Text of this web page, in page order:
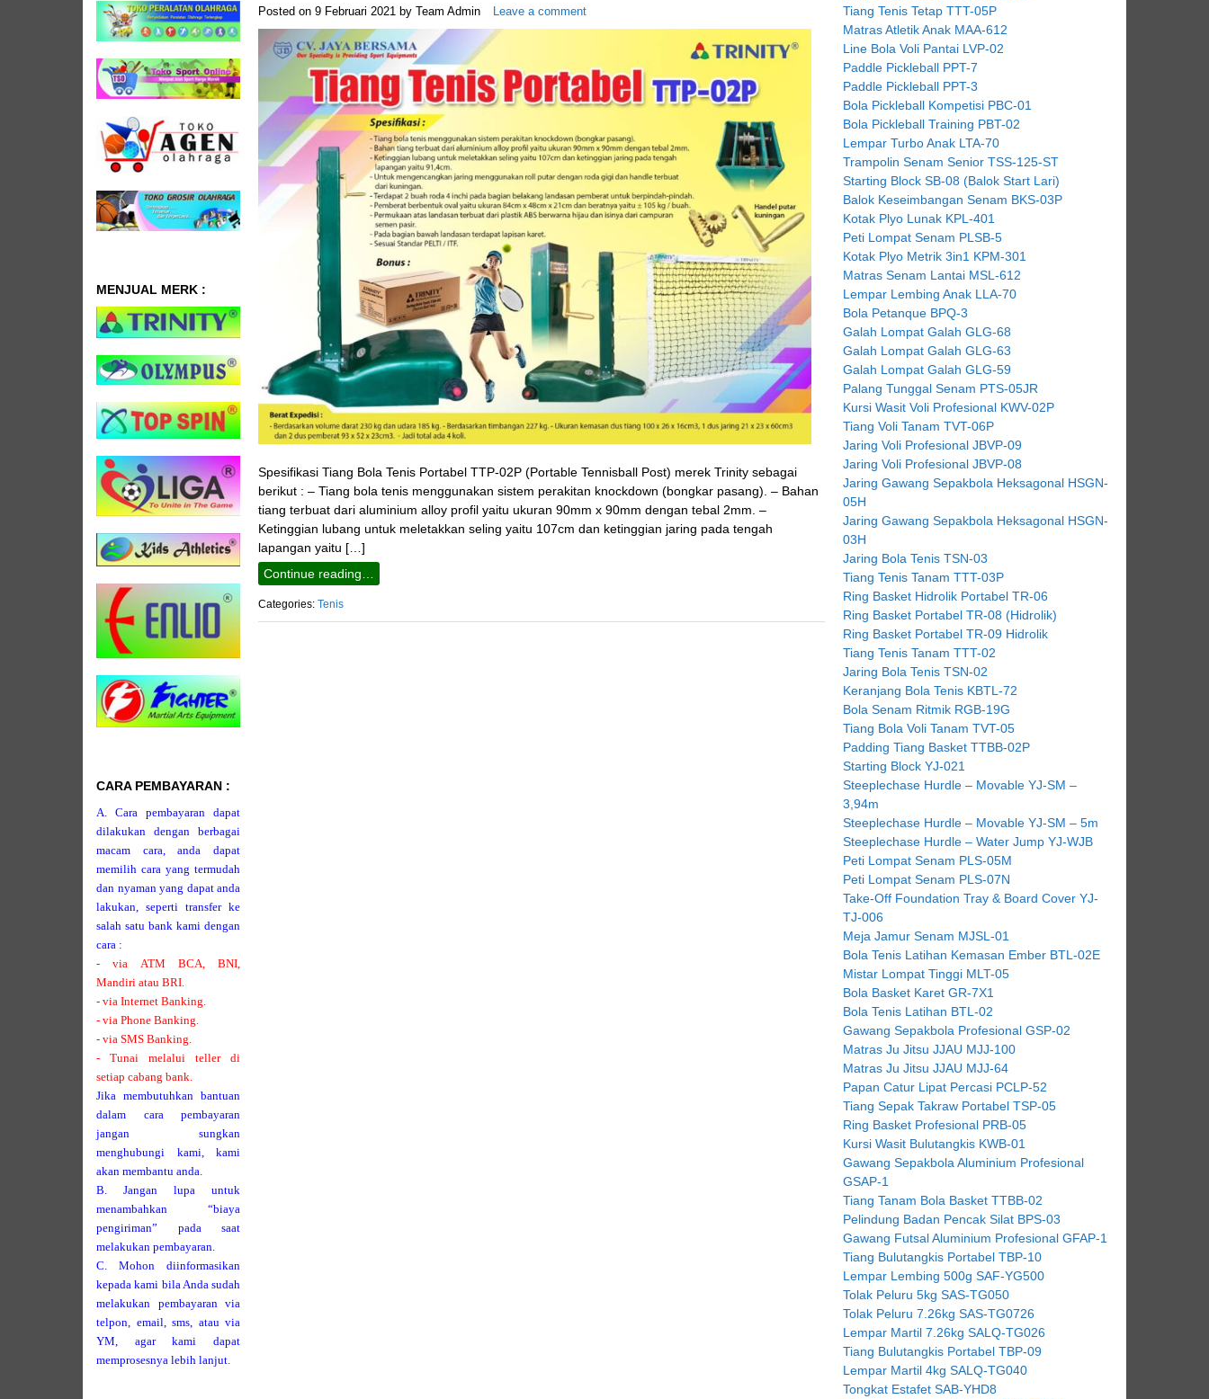
Posted on 9 Februari 2021 by Team Admin Leave a comment
Spesifikasi Tiang Bola Tenis Portabel TTP-02P (Portable Tennisball Post) merek Trinity sebagai
berikut : – Tiang bola tenis menggunakan sistem perakitan knockdown (bongkar pasang). – Bahan
tiang terbuat dari aluminium alloy profil yaitu ukuran 90mm x 90mm dengan tebal 2mm. –
Ketinggian lubang untuk meletakkan seling yaitu 107cm dan ketinggian jaring pada tengah
lapangan yaitu […]
Continue reading…
Categories: Tenis
MENJUAL MERK :
CARA PEMBAYARAN :
A. Cara pembayaran dapat
dilakukan dengan berbagai
macam cara, anda dapat
memilih cara yang termudah
dan nyaman yang dapat anda
lakukan, seperti transfer ke
salah satu bank kami dengan
cara :
- via ATM BCA, BNI,
Mandiri atau BRI.
- via Internet Banking.
- via Phone Banking.
- via SMS Banking.
- Tunai melalui teller di
setiap cabang bank.
Jika membutuhkan bantuan
dalam cara pembayaran
jangan sungkan
menghubungi kami, kami
akan membantu anda.
B. Jangan lupa untuk
menambahkan “biaya
pengiriman” pada saat
melakukan pembayaran.
C. Mohon diinformasikan
kepada kami bila Anda sudah
melakukan pembayaran via
telpon, email, sms, atau via
YM, agar kami dapat
memprosesnya lebih lanjut.
Tiang Tenis Tetap TTT-05P
Matras Atletik Anak MAA-612
Line Bola Voli Pantai LVP-02
Paddle Pickleball PPT-7
Paddle Pickleball PPT-3
Bola Pickleball Kompetisi PBC-01
Bola Pickleball Training PBT-02
Lempar Turbo Anak LTA-70
Trampolin Senam Senior TSS-125-ST
Starting Block SB-08 (Balok Start Lari)
Balok Keseimbangan Senam BKS-03P
Kotak Plyo Lunak KPL-401
Peti Lompat Senam PLSB-5
Kotak Plyo Metrik 3in1 KPM-301
Matras Senam Lantai MSL-612
Lempar Lembing Anak LLA-70
Bola Petanque BPQ-3
Galah Lompat Galah GLG-68
Galah Lompat Galah GLG-63
Galah Lompat Galah GLG-59
Palang Tunggal Senam PTS-05JR
Kursi Wasit Voli Profesional KWV-02P
Tiang Voli Tanam TVT-06P
Jaring Voli Profesional JBVP-09
Jaring Voli Profesional JBVP-08
Jaring Gawang Sepakbola Heksagonal HSGN-
05H
Jaring Gawang Sepakbola Heksagonal HSGN-
03H
Jaring Bola Tenis TSN-03
Tiang Tenis Tanam TTT-03P
Ring Basket Hidrolik Portabel TR-06
Ring Basket Portabel TR-08 (Hidrolik)
Ring Basket Portabel TR-09 Hidrolik
Tiang Tenis Tanam TTT-02
Jaring Bola Tenis TSN-02
Keranjang Bola Tenis KBTL-72
Bola Senam Ritmik RGB-19G
Tiang Bola Voli Tanam TVT-05
Padding Tiang Basket TTBB-02P
Starting Block YJ-021
Steeplechase Hurdle – Movable YJ-SM –
3,94m
Steeplechase Hurdle – Movable YJ-SM – 5m
Steeplechase Hurdle – Water Jump YJ-WJB
Peti Lompat Senam PLS-05M
Peti Lompat Senam PLS-07N
Take-Off Foundation Tray & Board Cover YJ-
TJ-006
Meja Jamur Senam MJSL-01
Bola Tenis Latihan Kemasan Ember BTL-02E
Mistar Lompat Tinggi MLT-05
Bola Basket Karet GR-7X1
Bola Tenis Latihan BTL-02
Gawang Sepakbola Profesional GSP-02
Matras Ju Jitsu JJAU MJJ-100
Matras Ju Jitsu JJAU MJJ-64
Papan Catur Lipat Percasi PCLP-52
Tiang Sepak Takraw Portabel TSP-05
Ring Basket Profesional PRB-05
Kursi Wasit Bulutangkis KWB-01
Gawang Sepakbola Aluminium Profesional
GSAP-1
Tiang Tanam Bola Basket TTBB-02
Pelindung Badan Pencak Silat BPS-03
Gawang Futsal Aluminium Profesional GFAP-1
Tiang Bulutangkis Portabel TBP-10
Lempar Lembing 500g SAF-YG500
Tolak Peluru 5kg SAS-TG050
Tolak Peluru 7.26kg SAS-TG0726
Lempar Martil 7.26kg SALQ-TG026
Tiang Bulutangkis Portabel TBP-09
Lempar Martil 4kg SALQ-TG040
Tongkat Estafet SAB-YHD8